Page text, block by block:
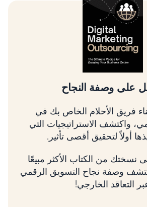
التسويق الرقمي
الأمور الأكثر أهمية، وربط
وتنمية عملك باستخدام
إطار عمل مثبت.